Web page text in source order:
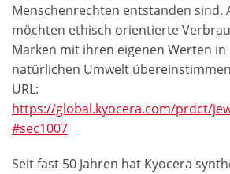
Menschenrechten entstanden sind.
möchten ethisch orientierte
Marken mit ihren eigenen Werten
natürlichen Umwelt
URL:
https://global.kyocera.com/prdct/
#sec1007
Seit fast 50 Jahren hat Kyocera